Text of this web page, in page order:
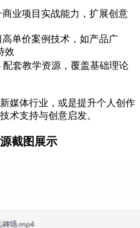
业项目实战能力，扩展创意
单价案例技术，如产品广
效
套教学资源，覆盖基础理论
媒体行业，或是提升个人创作
术支持与创意启发。
截图展示